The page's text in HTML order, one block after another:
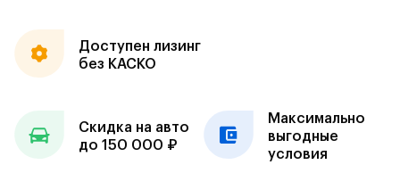
Доступен лизинг
без КАСКО
Скидка на авто
до 150 000 ₽
Максимально
выгодные
условия